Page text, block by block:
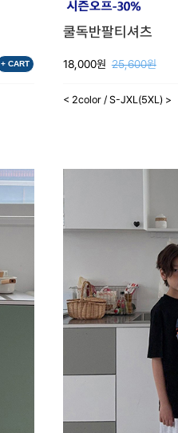
+ CART
쿨독반팔티셔츠
18,000원 25,600원
< 2color / S-JXL(5XL) >